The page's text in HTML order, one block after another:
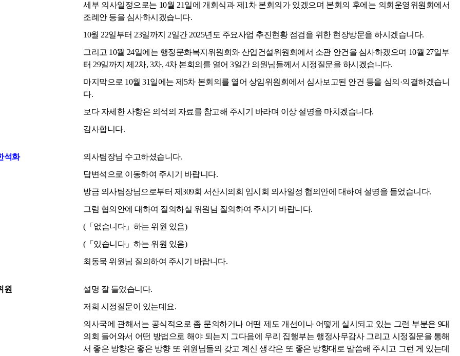
세부 의사일정으로는 10월 21일에 개회식과 제1차 본회의가 있겠으며 본회의 후에는 의회운영위원회에서
조례안 등을 심사하시겠습니다.
10월 22일부터 23일까지 2일간 2025년도 주요사업 추진현황 점검을 위한 현장방문을 하시겠습니다.
그리고 10월 24일에는 행정문화복지위원회와 산업건설위원회에서 소관 안건을 심사하겠으며 10월 27일부
터 29일까지 제2차, 3차, 4차 본회의를 열어 3일간 의원님들께서 시정질문을 하시겠습니다.
마지막으로 10월 31일에는 제5차 본회의를 열어 상임위원회에서 심사보고된 안건 등을 심의·의결하겠습니
다.
보다 자세한 사항은 의석의 자료를 참고해 주시기 바라며 이상 설명을 마치겠습니다.
감사합니다.
석화
의사팀장님 수고하셨습니다.
답변석으로 이동하여 주시기 바랍니다.
방금 의사팀장님으로부터 제309회 서산시의회 임시회 의사일정 협의안에 대하여 설명을 들었습니다.
그럼 협의안에 대하여 질의하실 위원님 질의하여 주시기 바랍니다.
(「없습니다」하는 위원 있음)
(「있습니다」하는 위원 있음)
최동묵 위원님 질의하여 주시기 바랍니다.
원
설명 잘 들었습니다.
저희 시정질문이 있는데요.
의사국에 관해서는 공식적으로 좀 문의하거나 어떤 제도 개선이나 어떻게 실시되고 있는 그런 부분은 9대
의회 들어와서 어떤 방법으로 해야 되는지 그다음에 우리 집행부는 행정사무감사 그리고 시정질문을 통해
서 좋은 방향은 좋은 방향 또 위원님들의 갖고 계신 생각은 또 좋은 방향대로 말씀해 주시고 그런 게 있는데